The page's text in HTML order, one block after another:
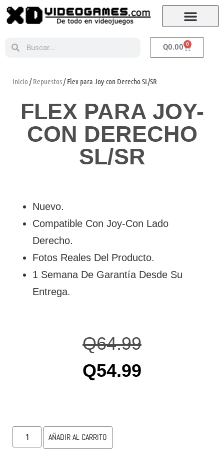
Q0.00 0
Inicio /Repuestos/ Flex para Joy-con Derecho SL/SR
FLEX PARA JOY-
CON DERECHO
SL/SR
Nuevo.
Compatible Con Joy-Con Lado
Derecho.
Fotos Reales Del Producto.
1 Semana De Garantía Desde Su
Entrega.
Q64.99
Q54.99
AÑADIR AL CARRITO